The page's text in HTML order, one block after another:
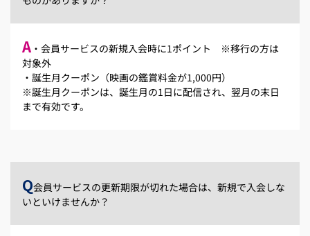
A ・会員サービスの新規入会時に1ポイント ※移行の方は
対象外
・誕生月クーポン（映画の鑑賞料金が1,000円）
※誕生月クーポンは、誕生月の1日に配信され、翌月の末日
まで有効です。
Q会員サービスの更新期限が切れた場合は、新規で入会しな
いといけませんか？